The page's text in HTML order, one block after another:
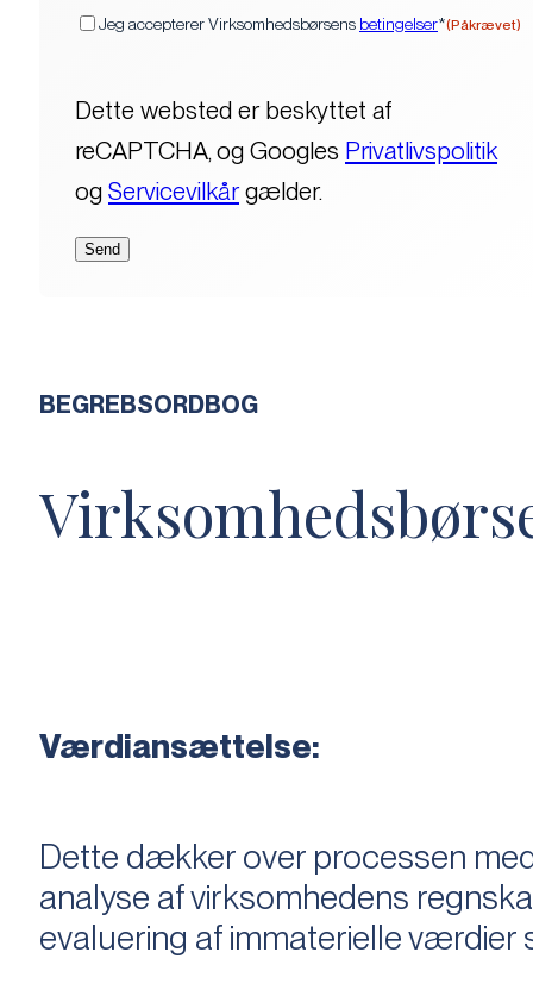
Jeg accepterer Virksomhedsbørsens betingelser*(Påkrævet)
Dette websted er beskyttet af
reCAPTCHA, og Googles Privatlivspolitik
og Servicevilkårgælder.
BEGREBSORDBOG
Værdiansættelse:
Dette dækker over processen
analyse af virksomhedens
evaluering af immaterielle